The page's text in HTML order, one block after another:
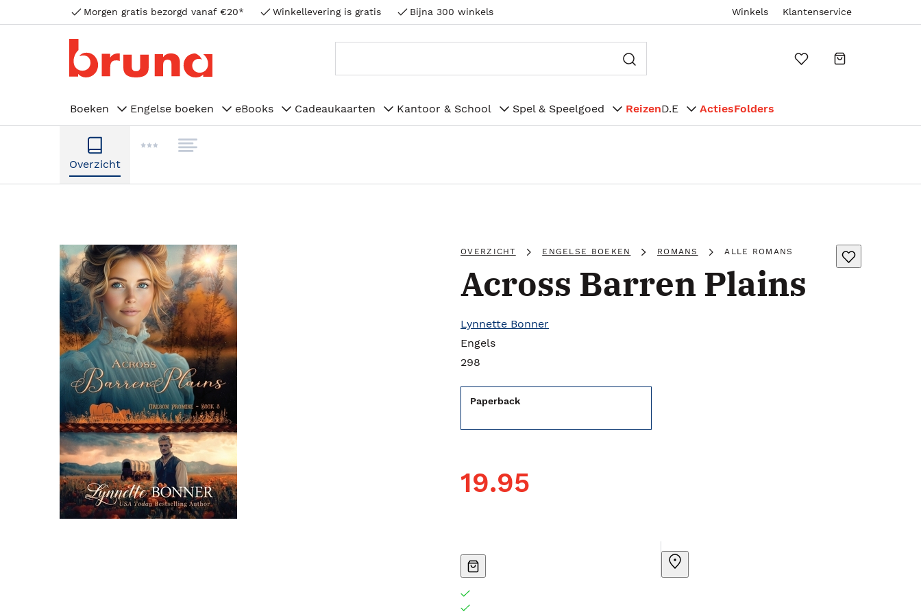
Morgen gratis bezorgd vanaf €20* Winkellevering is gratis Bijna 300 winkels Winkels Klantenservice
Boeken Engelse boeken eBooks Cadeaukaarten Kantoor & School Spel & Speelgoed ReizenD.E ActiesFolders
Overzicht
OVERZICHT ENGELSE BOEKEN ROMANS ALLE ROMANS
Across Barren Plains
Lynnette Bonner
Engels
298
Paperback
19.95